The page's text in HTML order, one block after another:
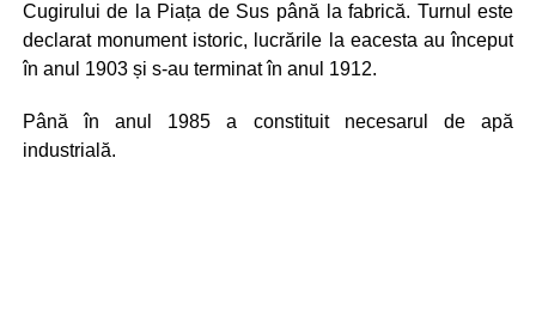
Cugirului de la Piața de Sus până la fabrică. Turnul este
declarat monument istoric, lucrările la eacesta au început
în anul 1903 și s-au terminat în anul 1912.
Până în anul 1985 a constituit necesarul de apă
industrială.